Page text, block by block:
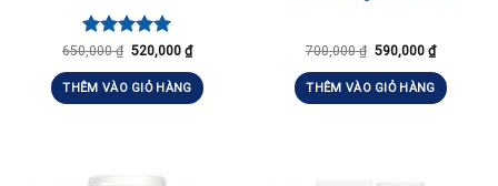
Được xếp
5 sao
650,000₫ 520,000 ₫
THÊM VÀO GIỎ HÀNG
700,000₫ 590,000 ₫
THÊM VÀO GIỎ HÀNG